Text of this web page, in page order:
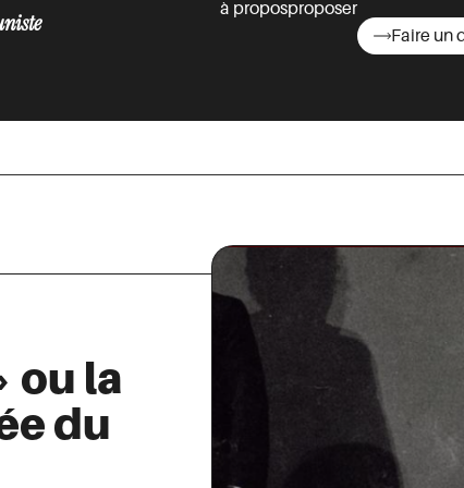
à proposproposer
Faire un
ou la
du